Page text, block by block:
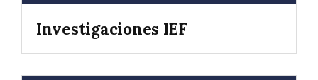
Investigaciones IEF